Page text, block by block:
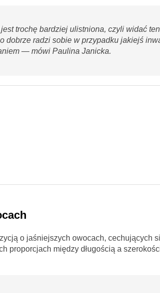
trochę bardziej ulistniona, czyli widać
dobrze radzi sobie w przypadku jakiejś
— mówi Paulina Janicka.
o jaśniejszych owocach, cechujących
proporcjach między długością a